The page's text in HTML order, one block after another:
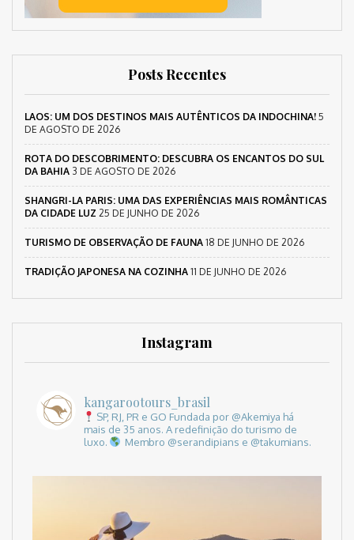
Posts Recentes
LAOS: UM DOS DESTINOS MAIS AUTÊNTICOS DA INDOCHINA! 5
DE AGOSTO DE 2026
ROTA DO DESCOBRIMENTO: DESCUBRA OS ENCANTOS DO SUL
DA BAHIA 3 DE AGOSTO DE 2026
SHANGRI-LA PARIS: UMA DAS EXPERIÊNCIAS MAIS ROMÂNTICAS
DA CIDADE LUZ 25 DE JUNHO DE 2026
TURISMO DE OBSERVAÇÃO DE FAUNA 18 DE JUNHO DE 2026
TRADIÇÃO JAPONESA NA COZINHA 11 DE JUNHO DE 2026
Instagram
kangarootours_brasil
SP, RJ, PR e GO Fundada por @Akemiya há
mais de 35 anos. A redefinição do turismo de
luxo.
Membro @serandipians e @takumians.